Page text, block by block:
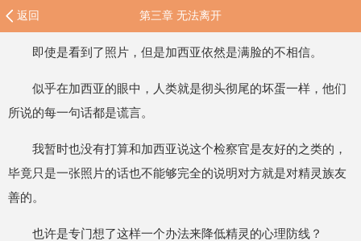
返回 第三章 无法离开
即使是看到了照片，但是加西亚依然是满脸的不相信。
似乎在加西亚的眼中，人类就是彻头彻尾的坏蛋一样，他们
所说的每一句话都是谎言。
我暂时也没有打算和加西亚说这个检察官是友好的之类的，
毕竟只是一张照片的话也不能够完全的说明对方就是对精灵族友
善的。
也许是专门想了这样一个办法来降低精灵的心理防线？